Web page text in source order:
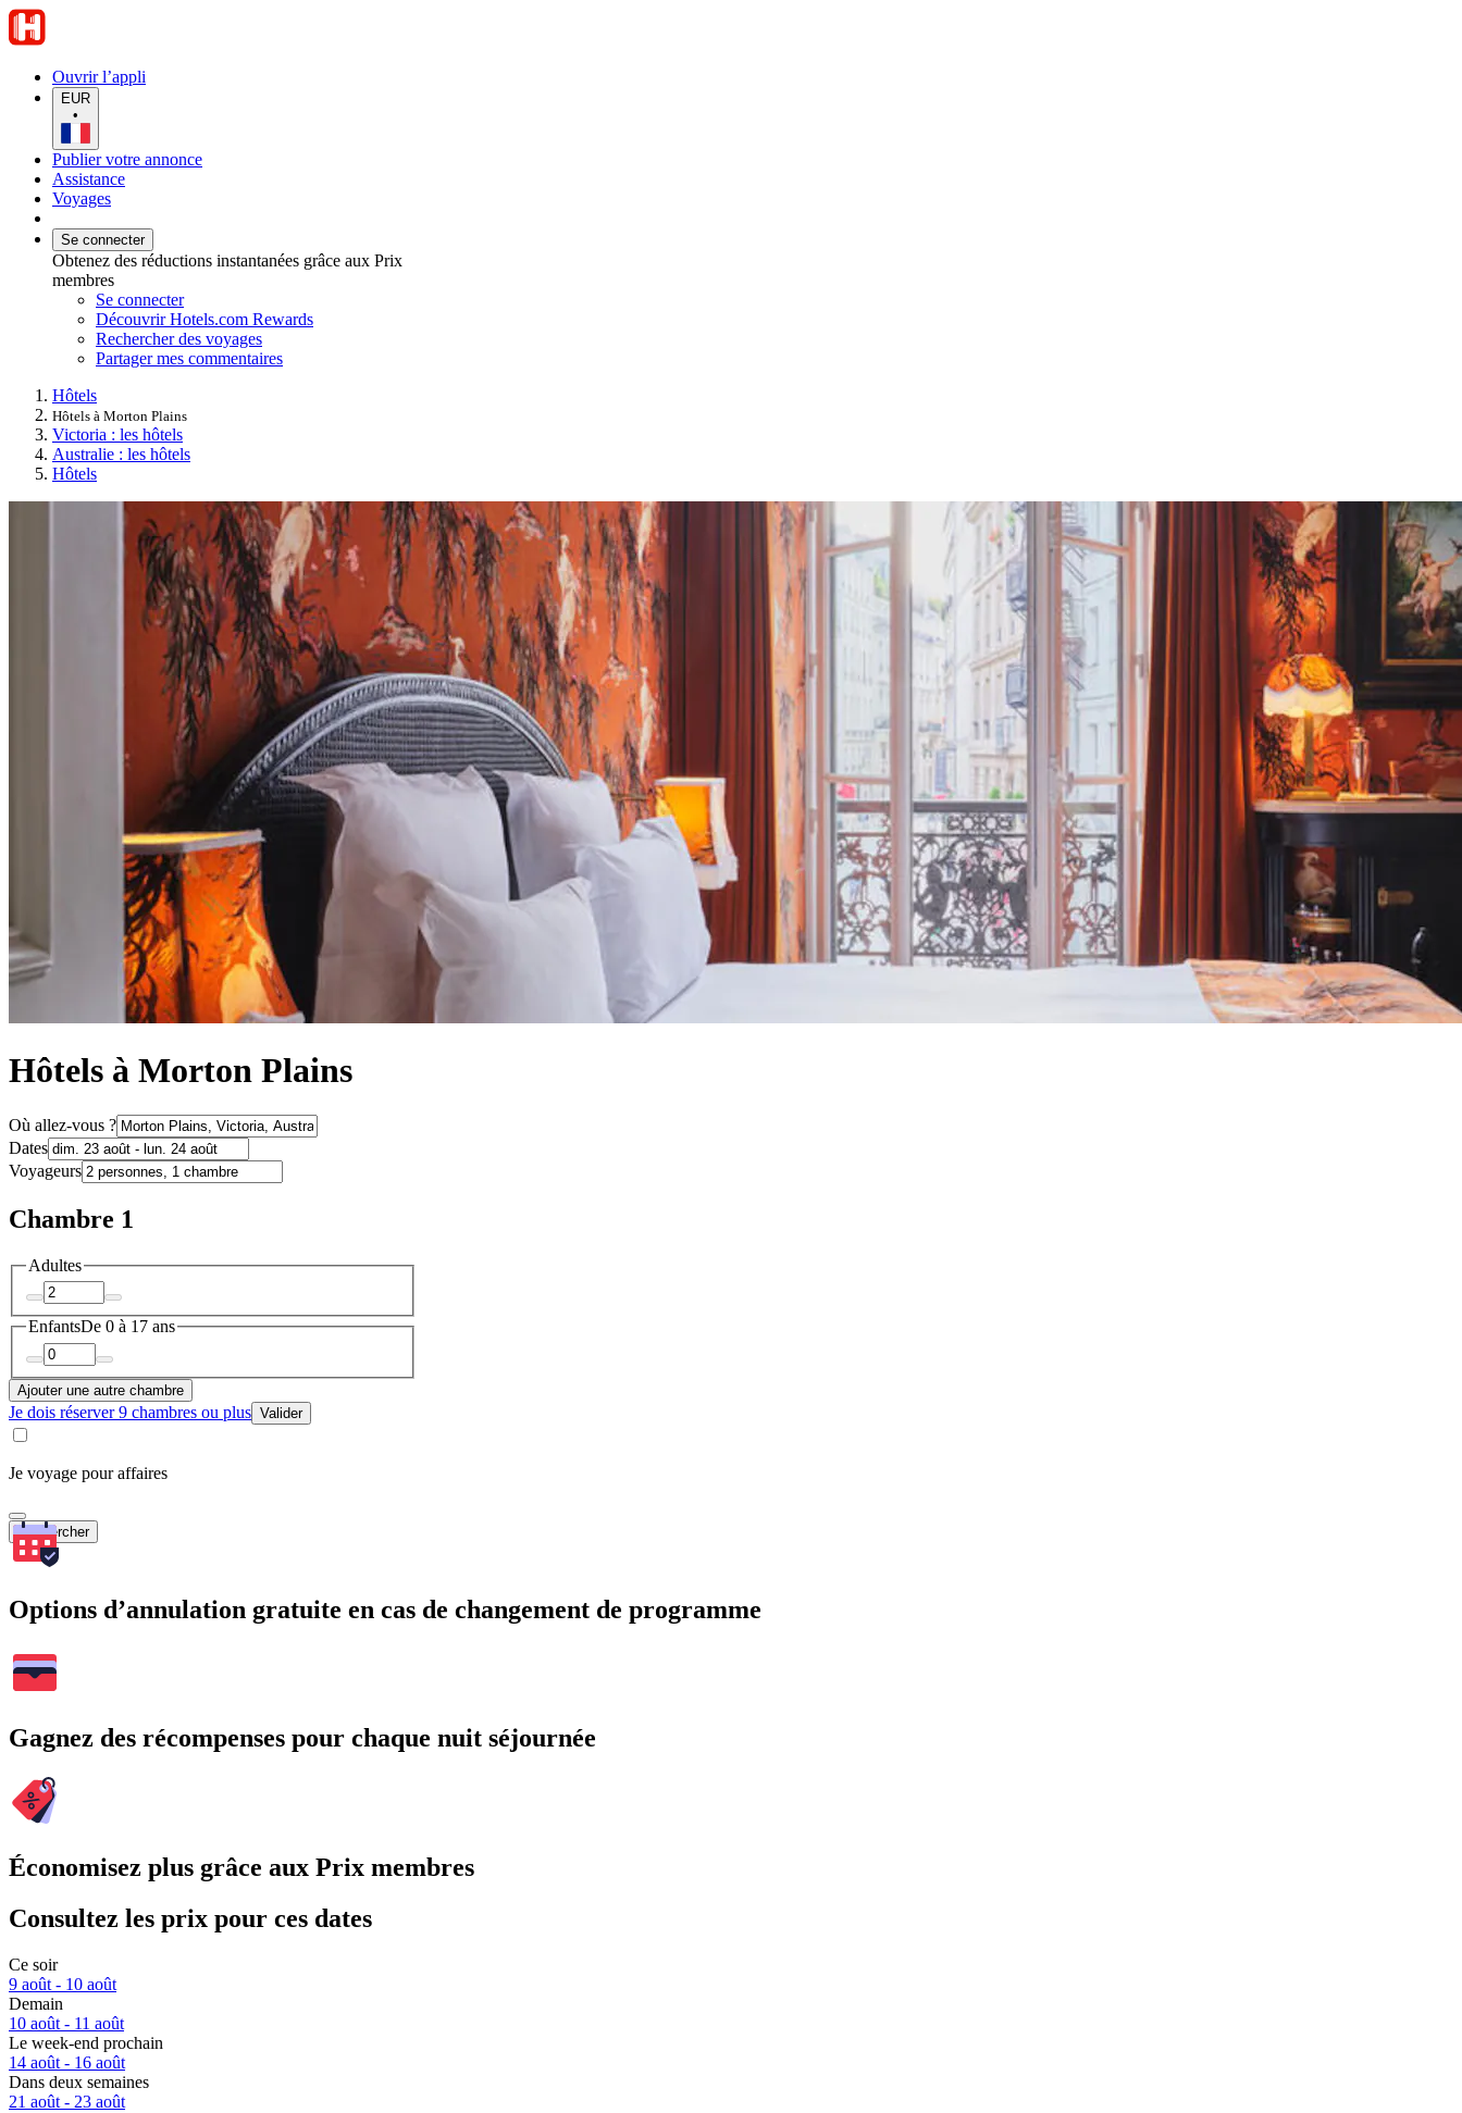
Ouvrir l’appli
EUR
•
Publier votre annonce
Assistance
Voyages
Se connecter
Obtenez des réductions instantanées grâce aux Prix
membres
Se connecter
Découvrir Hotels.com Rewards
Rechercher des voyages
Partager mes commentaires
Hôtels
Hôtels à Morton Plains
Victoria : les hôtels
Australie : les hôtels
Hôtels
Hôtels à Morton Plains
Où allez-vous ?
Dates
Voyageurs
Chambre 1
Adultes
EnfantsDe 0 à 17 ans
Ajouter une autre chambre
Je dois réserver 9 chambres ou plus Valider
Je voyage pour affaires
Rechercher
Options d’annulation gratuite en cas de changement de programme
Gagnez des récompenses pour chaque nuit séjournée
Économisez plus grâce aux Prix membres
Consultez les prix pour ces dates
Ce soir
9 août - 10 août
Demain
10 août - 11 août
Le week-end prochain
14 août - 16 août
Dans deux semaines
21 août - 23 août